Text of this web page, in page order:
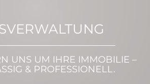
UNS UM IHRE IMMOBILIE –
& PROFESSIONELL.